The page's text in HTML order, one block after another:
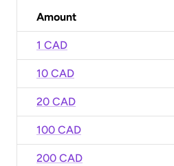
Amount
1 CAD
10 CAD
20 CAD
100 CAD
200 CAD